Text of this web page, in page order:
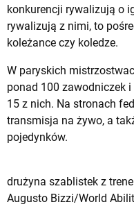
konkurencji rywalizują o
rywalizują z nimi, to
koleżance czy koledze.
W paryskich
ponad 100 zawodniczek
15 z nich. Na stronach
transmisja na żywo, a
pojedynków.
drużyna szablistek z
Augusto Bizzi/World